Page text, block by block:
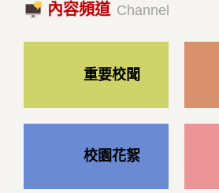
2023/10/18|推薦閱讀
內容頻道 Channel
重要校聞
校園花絮